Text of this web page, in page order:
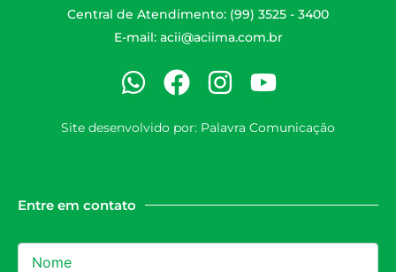
Central de Atendimento: (99) 3525 - 3400
E-mail: acii@aciima.com.br
Site desenvolvido por: Palavra Comunicação
Entre em contato